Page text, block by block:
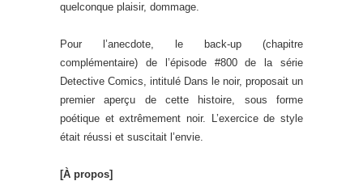
quelconque plaisir, dommage.
Pour l’anecdote, le back-up (chapitre
complémentaire) de l’épisode #800 de la série
Detective Comics, intitulé Dans le noir, proposait un
premier aperçu de cette histoire, sous forme
poétique et extrêmement noir. L’exercice de style
était réussi et suscitait l’envie.
[À propos]